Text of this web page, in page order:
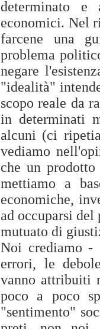
determinato e
economici. Nel
farcene una
problema
negare
"idealità"
scopo reale da
in determinati
alcuni (ci
vediamo
che un
mettiamo a
economiche,
ad occuparsi
mutuato di
Noi crediamo -
errori, le
vanno attribuiti
poco a poco
"sentimento"